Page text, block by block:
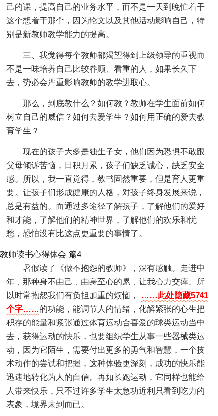
己的课，提高自己的业务水平，而不是一天到晚忙着干
这个想着干那个，因为论文以及其他活动影响自己，特
别是新教师教学能力的提高。
三、我觉得每个教师都渴望得到上级领导的重视而
不是一味培养自己比较眷顾、看重的人，如果长久下
去，势必会严重影响教师的教学进取心。
那么，到底教什么？如何教？教师在学生面前如何
树立自己的威信？如何去爱学生？如何用正确的爱去教
育学生？
现在的孩子大多是独生子女，他们因为恐惧不敢跟
父母倾诉苦恼，日积月累，孩子们缺乏诚心，缺乏安全
感。所以，我一直觉得，教书固然重要，但是育人更重
要。让孩子们形成健康的人格，对孩子终身发展来说，
总是有益的。而通过多途径了解孩子，了解他们的爱好
和才能，了解他们的精神世界，了解他们的欢乐和忧
愁，恐怕没有比这点更重要的事情了。
教师读书心得体会 篇4
暑假读了《做不抱怨的教师》，深有感触。走进中
年，那种身不由己，由身至心的累，让我心力交瘁。所
以时常抱怨我们有负担加重的烦恼， ……此处隐藏5741
个字……的功能，能调节人的情绪，化解紧张的心生把
积存的能量和紧张通过体育运动合喜爱的球类运动当中
去，获得运动的快乐，也要组织学生从事一些器械类运
动，因为它陌生，需要付出更多的勇气和智慧，一个技
术动作的尝试和把握，这种体验更深刻，成功的快乐能
迅速地转化为人的自信。再如长跑运动，它同样也能给
人带来快乐，只不过许多学生太急功近利只看到吃力的
表象，境界未到而已。